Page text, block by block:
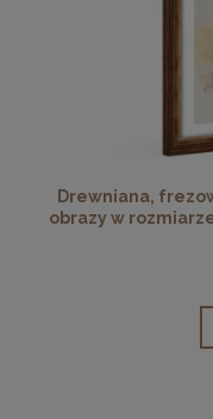
Drewniana,
obrazy w